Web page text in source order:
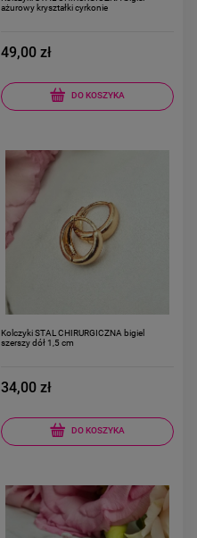
ażurowy kryształki cyrkonie
49,00 zł
DO KOSZYKA
Kolczyki STAL CHIRURGICZNA bigiel
szerszy dół 1,5 cm
34,00 zł
DO KOSZYKA